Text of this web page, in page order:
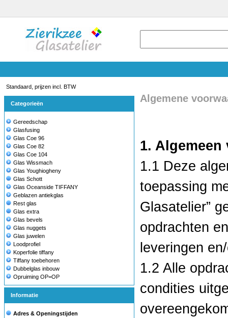
Standaard, prijzen incl. BTW
Categorieën
Gereedschap
Glasfusing
Glas Coe 96
Glas Coe 82
Glas Coe 104
Glas Wissmach
Glas Youghiogheny
Glas Schott
Glas Oceanside TIFFANY
Geblazen antiekglas
Rest glas
Glas extra
Glas bevels
Glas nuggets
Glas juwelen
Loodprofiel
Koperfolie tiffany
Tiffany toebehoren
Dubbelglas inbouw
Opruiming OP=OP
Informatie
Adres & Openingstijden
Algemene
1.
1.1 Deze
toepassing
Glasatelier”
opdrachten
leveringen
1.2 Alle
condities